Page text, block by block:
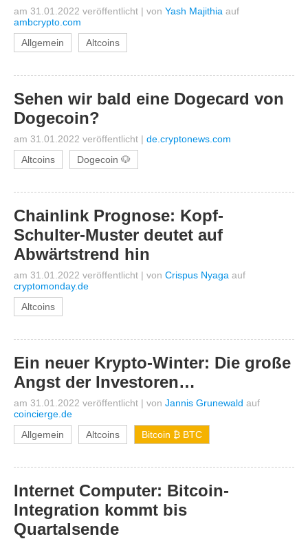
am 31.01.2022 veröffentlicht | von Yash Majithia auf
ambcrypto.com
Allgemein
Altcoins
Sehen wir bald eine Dogecard von
Dogecoin?
am 31.01.2022 veröffentlicht | de.cryptonews.com
Altcoins
Dogecoin 🐶
Chainlink Prognose: Kopf-
Schulter-Muster deutet auf
Abwärtstrend hin
am 31.01.2022 veröffentlicht | von Crispus Nyaga auf
cryptomonday.de
Altcoins
Ein neuer Krypto-Winter: Die große
Angst der Investoren…
am 31.01.2022 veröffentlicht | von Jannis Grunewald auf
coincierge.de
Allgemein
Altcoins Bitcoin ₿ BTC
Internet Computer: Bitcoin-
Integration kommt bis
Quartalsende